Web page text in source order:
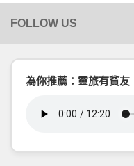
為你推薦：靈旅有貧友